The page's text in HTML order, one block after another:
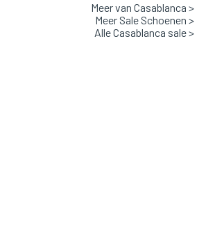
zachte terry stof, wat zorgt voor een
Meer van Casablanca >
Meer Sale Schoenen >
Alle Casablanca sale >